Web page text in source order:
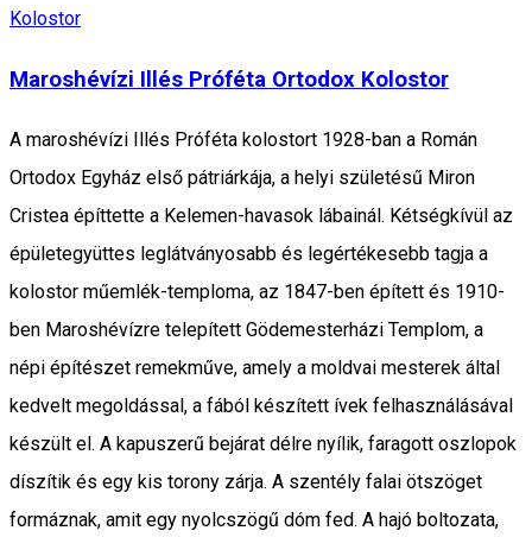
Kolostor
Maroshévízi Illés Próféta Ortodox Kolostor
A maroshévízi Illés Próféta kolostort 1928-ban a Román
Ortodox Egyház első pátriárkája, a helyi születésű Miron
Cristea építtette a Kelemen-havasok lábainál. Kétségkívül az
épületegyüttes leglátványosabb és legértékesebb tagja a
kolostor műemlék-temploma, az 1847-ben épített és 1910-
ben Maroshévízre telepített Gödemesterházi Templom, a
népi építészet remekműve, amely a moldvai mesterek által
kedvelt megoldással, a fából készített ívek felhasználásával
készült el. A kapuszerű bejárat délre nyílik, faragott oszlopok
díszítik és egy kis torony zárja. A szentély falai ötszöget
formáznak, amit egy nyolcszögű dóm fed. A hajó boltozata,